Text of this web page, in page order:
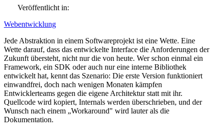
Veröffentlicht in:
Webentwicklung
Jede Abstraktion in einem Softwareprojekt ist eine Wette. Eine
Wette darauf, dass das entwickelte Interface die Anforderungen der
Zukunft übersteht, nicht nur die von heute. Wer schon einmal ein
Framework, ein SDK oder auch nur eine interne Bibliothek
entwickelt hat, kennt das Szenario: Die erste Version funktioniert
einwandfrei, doch nach wenigen Monaten kämpfen
Entwicklerteams gegen die eigene Architektur statt mit ihr.
Quellcode wird kopiert, Internals werden überschrieben, und der
Wunsch nach einem „Workaround" wird lauter als die
Dokumentation.